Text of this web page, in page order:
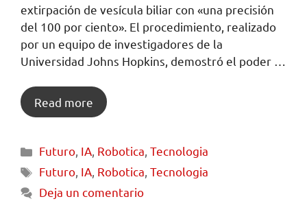
extirpación de vesícula biliar con «una precisión
del 100 por ciento». El procedimiento, realizado
por un equipo de investigadores de la
Universidad Johns Hopkins, demostró el poder …
Read more
Futuro, IA, Robotica,Tecnologia
Futuro, IA, Robotica,Tecnologia
Deja un comentario